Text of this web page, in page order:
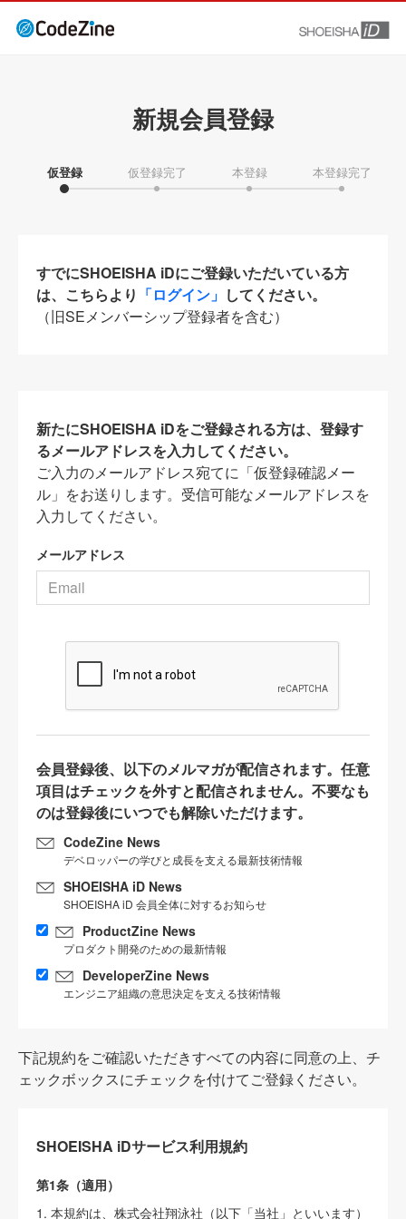
新規会員登録
仮登録 仮登録完了 本登録 本登録完了
すでにSHOEISHA iDにご登録いただいている方
は、こちらより 「ログイン」 してください。
（旧SEメンバーシップ登録者を含む）
新たにSHOEISHA iDをご登録される方は、登録す
るメールアドレスを入力してください。
ご入力のメールアドレス宛てに「仮登録確認メー
ル」をお送りします。受信可能なメールアドレスを
入力してください。
メールアドレス
会員登録後、以下のメルマガが配信されます。任意
項目はチェックを外すと配信されません。不要なも
のは登録後にいつでも解除いただけます。
CodeZine News
デベロッパーの学びと成長を支える最新技術情報
SHOEISHA iD News
SHOEISHA iD 会員全体に対するお知らせ
ProductZine News
プロダクト開発のための最新情報
DeveloperZine News
エンジニア組織の意思決定を支える技術情報
下記規約をご確認いただきすべての内容に同意の上、チ
ェックボックスにチェックを付けてご登録ください。
SHOEISHA iDサービス利用規約
第1条（適用）
1. 本規約は、株式会社翔泳社（以下「当社」といいます）